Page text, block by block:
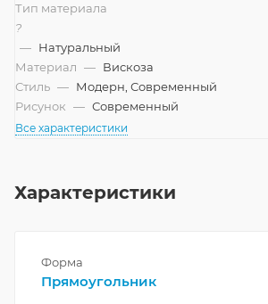
Тип материала
?
— Натуральный
Материал — Вискоза
Стиль — Модерн, Современный
Рисунок — Современный
Все характеристики
Характеристики
Форма
Прямоугольник